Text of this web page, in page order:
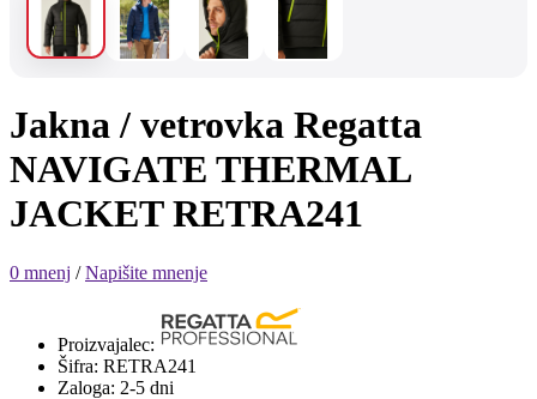
Jakna / vetrovka Regatta
NAVIGATE THERMAL
JACKET RETRA241
0 mnenj /Napišite mnenje
Proizvajalec:
Šifra: RETRA241
Zaloga: 2-5 dni